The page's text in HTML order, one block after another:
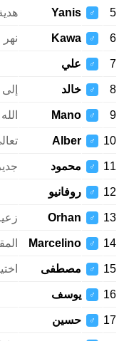
5
♂
Yanis
6
♂
Kawa نهر
7
♂ علي
8
♂ خالد إلى
9
♂
Mano
10
♂
Alber
11
♂ محمود
12
♂ روفانيو
13
♂
Orhan
14
♂
Marcelino
15
♂ مصطفى
16
♂ يوسف
17
♂ حسين